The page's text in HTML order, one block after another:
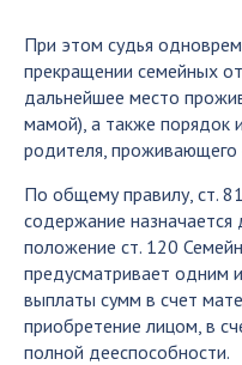
При этом судья
прекращении семейных
дальнейшее место
мамой), а также порядок
родителя, проживающего
По общему правилу, ст.
содержание
положение ст. 120
предусматривает одним
выплаты сумм в счет
приобретение лицом, в
полной дееспособности.